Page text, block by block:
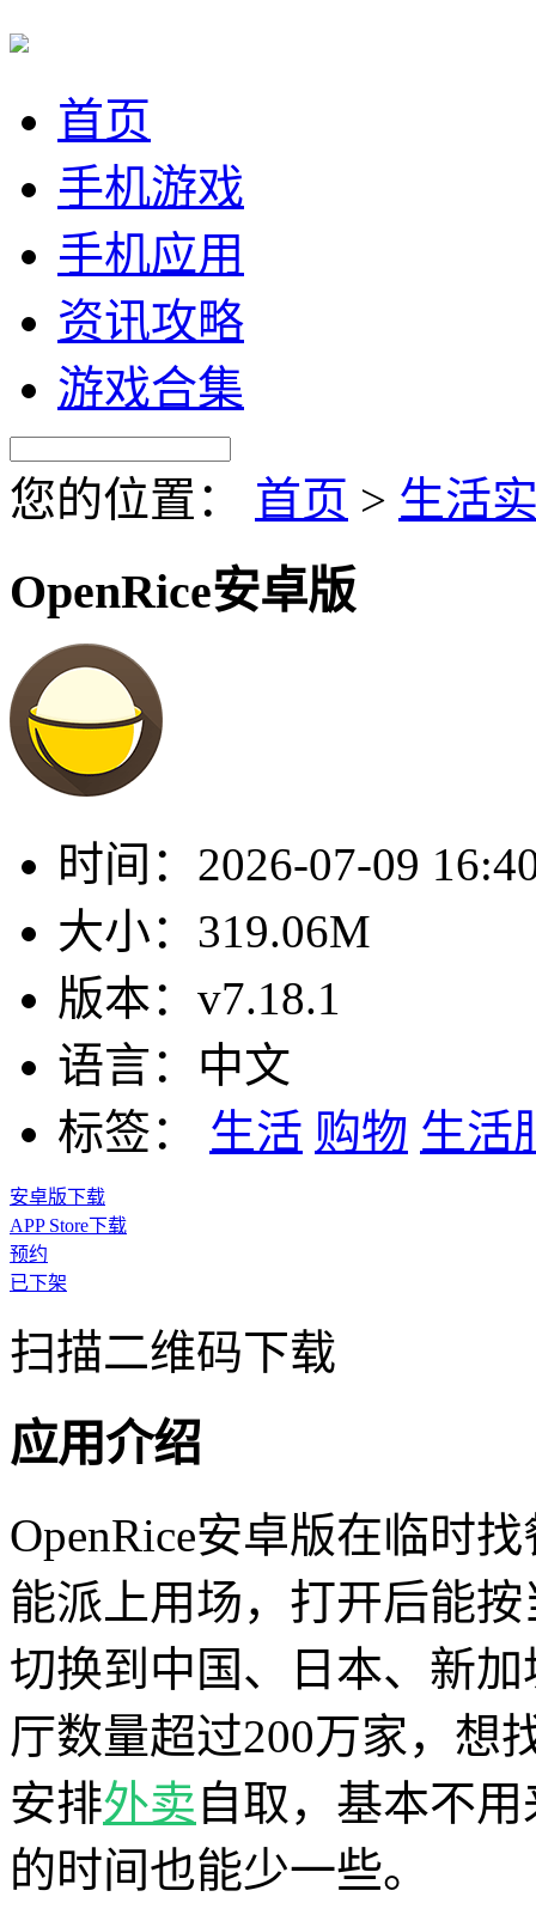
首页
手机游戏
手机应用
资讯攻略
游戏合集
您的位置： 首页 > 生活
OpenRice安卓版
时间： 2026-07-09
大小： 319.06M
版本： v7.18.1
语言： 中文
标签：
生活 购物 生活
安卓版下载
APP Store下载
预约
已下架
扫描二维码下载
应用介绍
OpenRice安卓版在临时
能派上用场，打开后能
切换到中国、日本、新
厅数量超过200万家，想
安排外卖自取，基本不
的时间也能少一些。